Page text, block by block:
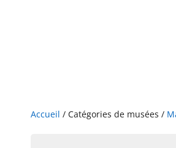
Accueil / Catégories de musées /